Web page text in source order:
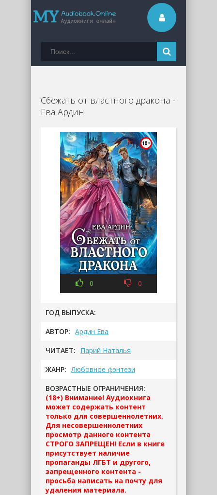
Сбежать от властного дракона -
Ева Ардин
0 0
ГОД ВЫПУСКА:
АВТОР: Ардин Ева
ЧИТАЕТ: Парий Наталья
ЖАНР: Любовное фэнтези
ВОЗРАСТНЫЕ ОГРАНИЧЕНИЯ:
(18+) Внимание! Аудиокнига
может содержать контент
только для совершеннолетних.
Для несовершеннолетних
просмотр данного контента
СТРОГО ЗАПРЕЩЕН! Если в книге
присутствует наличие
пропаганды ЛГБТ и другого,
запрещенного контента -
просьба написать на почту для
удаления материала.